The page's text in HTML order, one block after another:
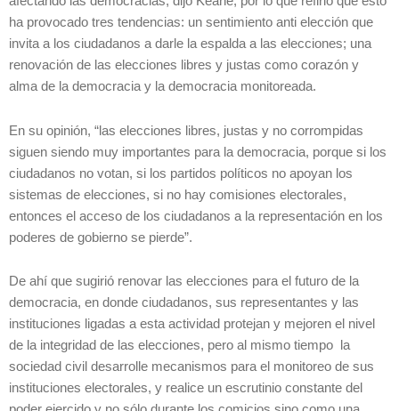
ha provocado tres tendencias: un sentimiento anti elección que
invita a los ciudadanos a darle la espalda a las elecciones; una
renovación de las elecciones libres y justas como corazón y
alma de la democracia y la democracia monitoreada.
En su opinión, “las elecciones libres, justas y no corrompidas
siguen siendo muy importantes para la democracia, porque si los
ciudadanos no votan, si los partidos políticos no apoyan los
sistemas de elecciones, si no hay comisiones electorales,
entonces el acceso de los ciudadanos a la representación en los
poderes de gobierno se pierde”.
De ahí que sugirió renovar las elecciones para el futuro de la
democracia, en donde ciudadanos, sus representantes y las
instituciones ligadas a esta actividad protejan y mejoren el nivel
de la integridad de las elecciones, pero al mismo tiempo la
sociedad civil desarrolle mecanismos para el monitoreo de sus
instituciones electorales, y realice un escrutinio constante del